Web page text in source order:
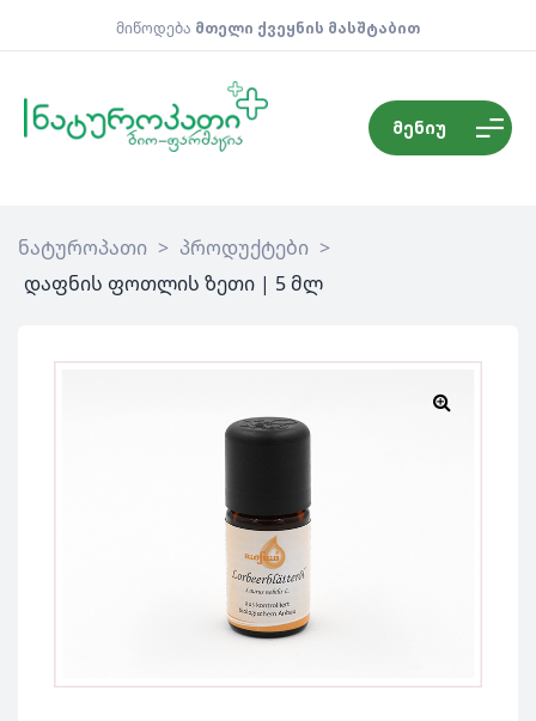
მიწოდება მთელი ქვეყნის მასშტაბით
მენიუ
ნატუროპათი > პროდუქტები >
დაფნის ფოთლის ზეთი | 5 მლ